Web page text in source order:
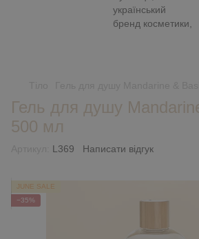
Гель для душу
500 мл
L369 Написати відгук
JUNE SALE
−35%